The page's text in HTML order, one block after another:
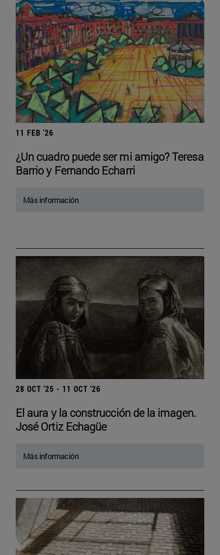
11 FEB '26
¿Un cuadro puede ser mi amigo? Teresa
Barrio y Fernando Echarri
Más información
28 OCT '25 - 11 OCT '26
El aura y la construcción de la imagen.
José Ortiz Echagüe
Más información